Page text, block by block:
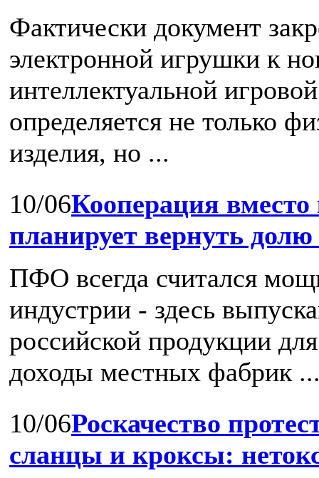
Фактически документ
электронной игрушки к
интеллектуальной
определяется не только
изделия, но ...
10/06Кооперация
планирует вернуть
ПФО всегда считался
индустрии - здесь
российской продукции
доходы местных фабрик
10/06Роскачество
сланцы и кроксы: